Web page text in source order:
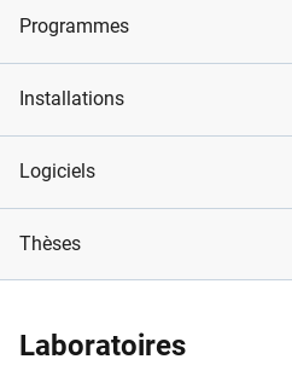
Programmes
Installations
Logiciels
Thèses
Laboratoires